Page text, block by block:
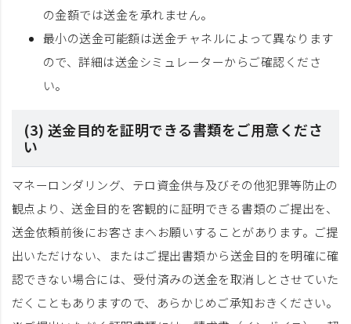
の金額では送金を承れません。
最小の送金可能額は送金チャネルによって異なります
ので、詳細は送金シミュレーターからご確認くださ
い。
(3) 送金目的を証明できる書類をご用意くださ
い
マネーロンダリング、テロ資金供与及びその他犯罪等防止の
観点より、送金目的を客観的に証明できる書類のご提出を、
送金依頼前後にお客さまへお願いすることがあります。ご提
出いただけない、またはご提出書類から送金目的を明確に確
認できない場合には、受付済みの送金を取消しとさせていた
だくこともありますので、あらかじめご承知おきください。